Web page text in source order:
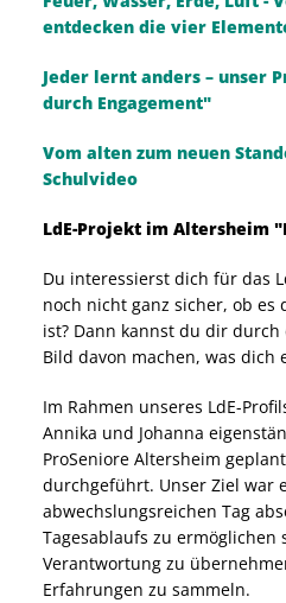
entdecken die vier
Jeder lernt anders – unser
durch Engagement"
Vom alten zum neuen
Schulvideo
LdE-Projekt im Altersheim
Du interessierst dich für das
noch nicht ganz sicher, ob
ist? Dann kannst du dir
Bild davon machen, was dich
Im Rahmen unseres LdE-
Annika und Johanna
ProSeniore Altersheim
durchgeführt. Unser Ziel war
abwechslungsreichen Tag
Tagesablaufs zu ermöglichen
Verantwortung zu
Erfahrungen zu sammeln.